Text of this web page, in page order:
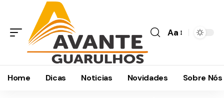
Aa
Home Dicas Noticias Novidades Sobre Nós